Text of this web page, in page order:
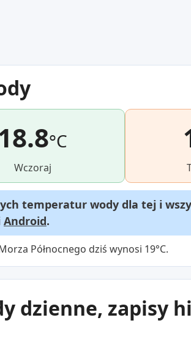
°C
Wczoraj
temperatur wody dla tej i
Android.
Północnego dziś wynosi 19°C.
dzienne, zapisy